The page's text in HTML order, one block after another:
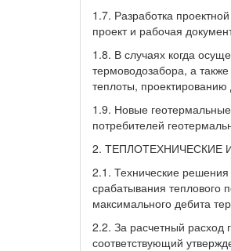
1.7. Разработка
проект и рабочая
1.8. В случаях когда
термоводозабора, а
теплоты,
1.9. Новые
потребителей
2.
2.1. Технические
срабатывания теплового
максимального дебита
2.2. За расчетный расход
соответствующий